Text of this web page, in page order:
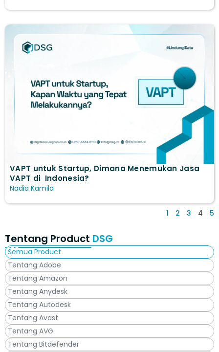
VAPT untuk Startup, Dimana Menemukan Jasa
VAPT di Indonesia?
Nadia Kamila
1 2 3 4 5
Tentang Product DSG
Tentang Adobe
Tentang Amazon
Tentang Anydesk
Tentang Autodesk
Tentang Avast
Tentang AVG
Tentang Bitdefender
Semua Product